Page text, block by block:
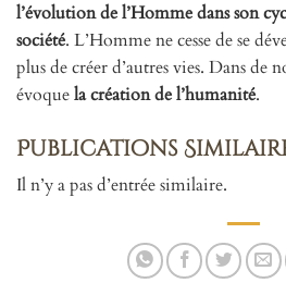
l’évolution de l’Homme dans son
société. L’Homme ne cesse de se
plus de créer d’autres vies. Dans de
évoquela création de l’humanité.
Publications
Il n’y a pas d’entrée similaire.